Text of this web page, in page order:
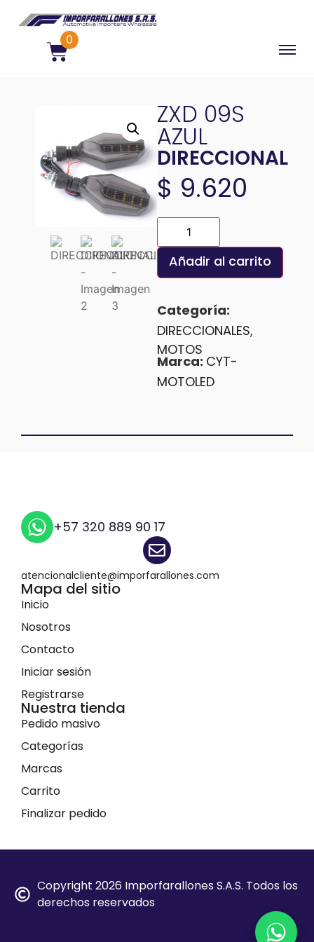
0
ZXD 09S
AZUL
DIRECCIONAL
$ 9.620
Añadir al carrito
Categoría:
DIRECCIONALES,
MOTOS
Marca: CYT-
MOTOLED
+57 320 889 90 17
atencionalcliente@imporfarallones.com
Mapa del sitio
Inicio
Nosotros
Contacto
Iniciar sesión
Registrarse
Nuestra tienda
Pedido masivo
Categorías
Marcas
Carrito
Finalizar pedido
Copyright 2026 Imporfarallones S.A.S. Todos los
derechos reservados